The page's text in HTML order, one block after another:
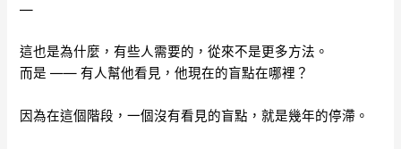
—
這也是為什麼，有些人需要的，從來不是更多方法。
而是 —— 有人幫他看見，他現在的盲點在哪裡？
因為在這個階段，一個沒有看見的盲點，就是幾年的停滯。